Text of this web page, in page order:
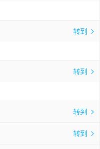
转到 
转到 
转到 
转到 